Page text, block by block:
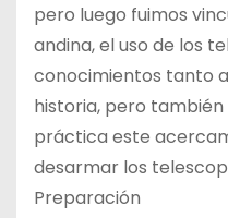
pero luego fuimos
andina, el uso de los
conocimientos tanto
historia, pero
práctica este
desarmar los
Preparación